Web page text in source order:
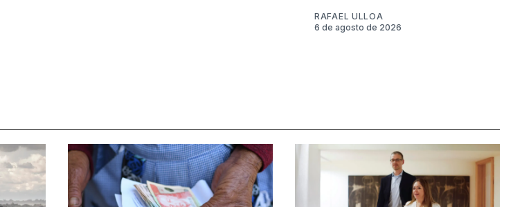
RAFAEL ULLOA
6 de agosto de 2026